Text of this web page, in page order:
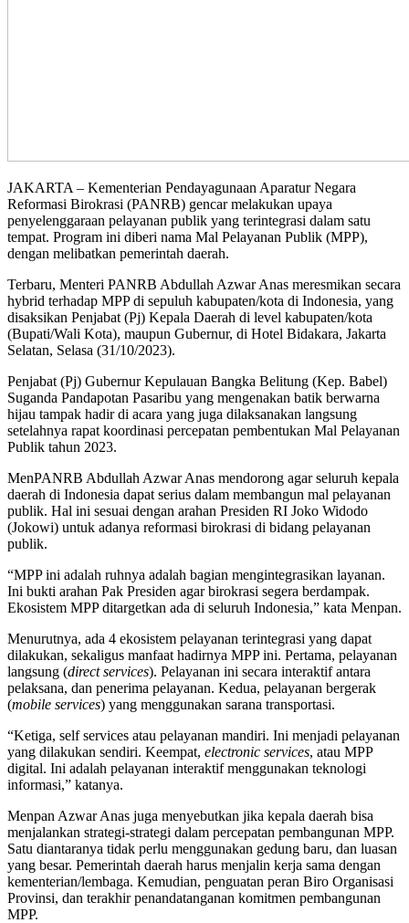
JAKARTA – Kementerian Pendayagunaan Aparatur Negara
Reformasi Birokrasi (PANRB) gencar melakukan upaya
penyelenggaraan pelayanan publik yang terintegrasi dalam satu
tempat. Program ini diberi nama Mal Pelayanan Publik (MPP),
dengan melibatkan pemerintah daerah.
Terbaru, Menteri PANRB Abdullah Azwar Anas meresmikan secara
hybrid terhadap MPP di sepuluh kabupaten/kota di Indonesia, yang
disaksikan Penjabat (Pj) Kepala Daerah di level kabupaten/kota
(Bupati/Wali Kota), maupun Gubernur, di Hotel Bidakara, Jakarta
Selatan, Selasa (31/10/2023).
Penjabat (Pj) Gubernur Kepulauan Bangka Belitung (Kep. Babel)
Suganda Pandapotan Pasaribu yang mengenakan batik berwarna
hijau tampak hadir di acara yang juga dilaksanakan langsung
setelahnya rapat koordinasi percepatan pembentukan Mal Pelayanan
Publik tahun 2023.
MenPANRB Abdullah Azwar Anas mendorong agar seluruh kepala
daerah di Indonesia dapat serius dalam membangun mal pelayanan
publik. Hal ini sesuai dengan arahan Presiden RI Joko Widodo
(Jokowi) untuk adanya reformasi birokrasi di bidang pelayanan
publik.
“MPP ini adalah ruhnya adalah bagian mengintegrasikan layanan.
Ini bukti arahan Pak Presiden agar birokrasi segera berdampak.
Ekosistem MPP ditargetkan ada di seluruh Indonesia,” kata Menpan.
Menurutnya, ada 4 ekosistem pelayanan terintegrasi yang dapat
dilakukan, sekaligus manfaat hadirnya MPP ini. Pertama, pelayanan
langsung (direct services). Pelayanan ini secara interaktif antara
pelaksana, dan penerima pelayanan. Kedua, pelayanan bergerak
(mobile services) yang menggunakan sarana transportasi.
“Ketiga, self services atau pelayanan mandiri. Ini menjadi pelayanan
yang dilakukan sendiri. Keempat, electronic services, atau MPP
digital. Ini adalah pelayanan interaktif menggunakan teknologi
informasi,” katanya.
Menpan Azwar Anas juga menyebutkan jika kepala daerah bisa
menjalankan strategi-strategi dalam percepatan pembangunan MPP.
Satu diantaranya tidak perlu menggunakan gedung baru, dan luasan
yang besar. Pemerintah daerah harus menjalin kerja sama dengan
kementerian/lembaga. Kemudian, penguatan peran Biro Organisasi
Provinsi, dan terakhir penandatanganan komitmen pembangunan
MPP.